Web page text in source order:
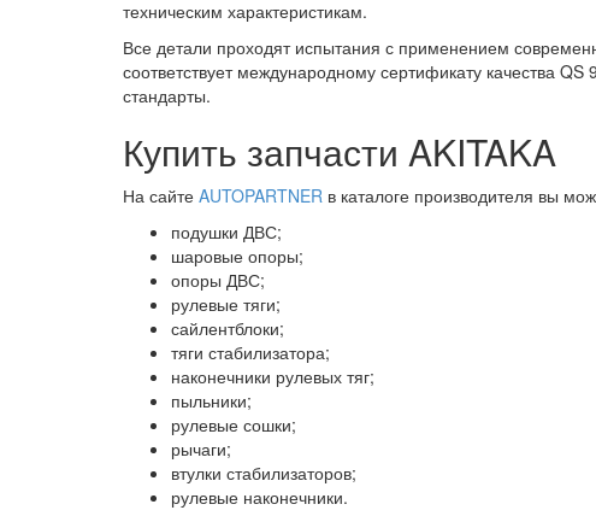
техническим характеристикам.
Все детали проходят испытания с применением
соответствует международному сертификату качества
стандарты.
Купить запчасти AKITAKA
На сайте AUTOPARTNER в каталоге производителя вы
подушки ДВС;
шаровые опоры;
опоры ДВС;
рулевые тяги;
сайлентблоки;
тяги стабилизатора;
наконечники рулевых тяг;
пыльники;
рулевые сошки;
рычаги;
втулки стабилизаторов;
рулевые наконечники.